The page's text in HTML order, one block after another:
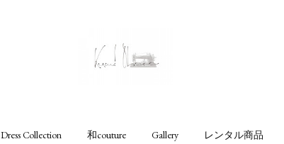
Dress Collection 和couture Gallery レンタル商品